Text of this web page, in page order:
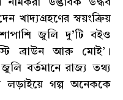
উদ্ভাবক উদ্ধব
খাদ্যগ্রহণের স্বয়ংক্রিয়
জুলি দু’টি বইও
ব্রাউন আরু মোই’।
বর্তমানে রাজ্য তথ্য
লড়াইয়ে গল্প অনেককে